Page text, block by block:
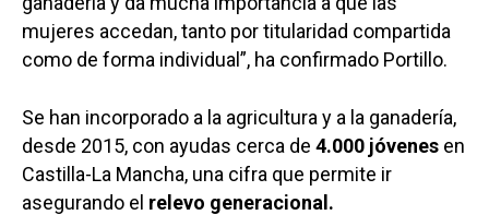
mujeres accedan, tanto por titularidad compartida
como de forma individual”, ha confirmado Portillo.
Se han incorporado a la agricultura y a la ganadería,
desde 2015, con ayudas cerca de 4.000 jóvenes en
Castilla-La Mancha, una cifra que permite ir
asegurando el relevo generacional.